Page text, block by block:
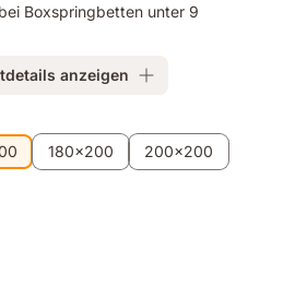
Boxspringbetten unter 9
anzeigen
180x200
200x200